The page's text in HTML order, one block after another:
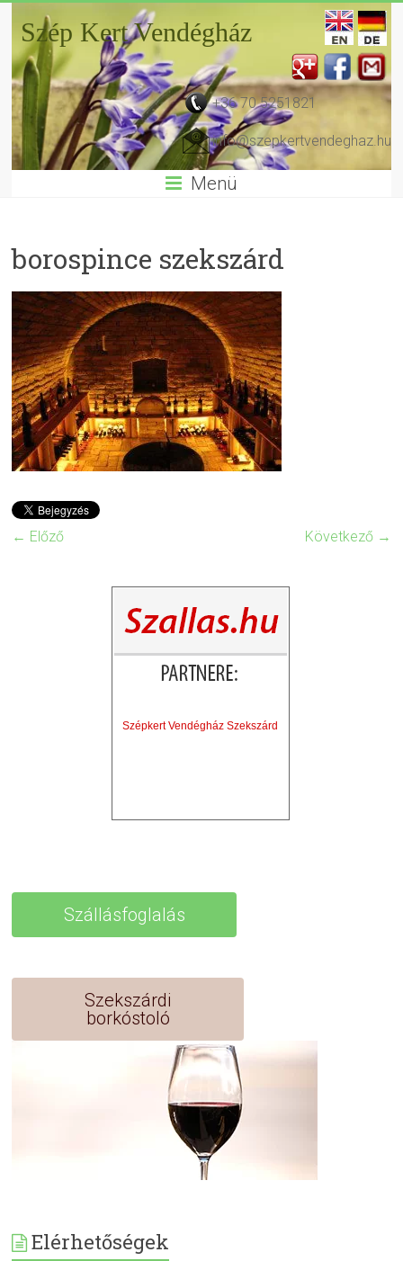
Szép Kert Vendégház
+36 70 5251821
info@szepkertvendeghaz.hu
Menü
borospince szekszárd
← Előző Következő →
Szépkert Vendégház Szekszárd
Szállásfoglalás
Szekszárdi
borkóstoló
Elérhetőségek